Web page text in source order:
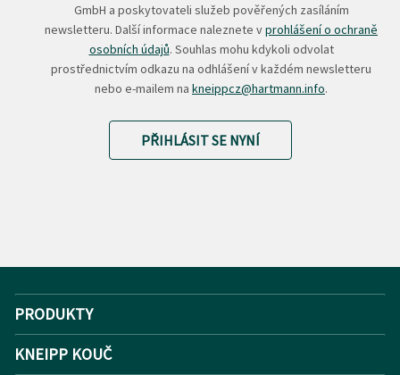
GmbH a poskytovateli služeb pověřených zasíláním
newsletteru. Další informace naleznete vprohlášení o ochraně
osobních údajů. Souhlas mohu kdykoli odvolat
prostřednictvím odkazu na odhlášení v každém newsletteru
nebo e-mailem na kneippcz@hartmann.info.
PŘIHLÁSIT SE NYNÍ
PRODUKTY
KNEIPP KOUČ